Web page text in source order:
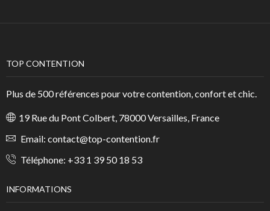
TOP CONTENTION
Plus de 500 références pour votre contention, confort et chic.
19 Rue du Pont Colbert, 78000 Versailles, France
Email: contact@top-contention.fr
Téléphone: +33 1 39 50 18 53
INFORMATIONS